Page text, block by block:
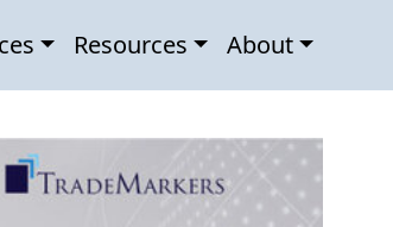
Resources About